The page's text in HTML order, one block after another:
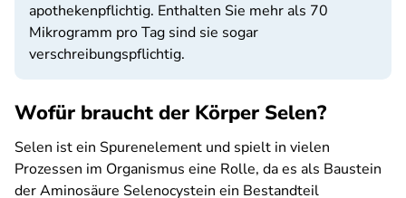
apothekenpflichtig. Enthalten Sie mehr als 70
Mikrogramm pro Tag sind sie sogar
verschreibungspflichtig.
Wofür braucht der Körper Selen?
Selen ist ein Spurenelement und spielt in vielen
Prozessen im Organismus eine Rolle, da es als Baustein
der Aminosäure Selenocystein ein Bestandteil